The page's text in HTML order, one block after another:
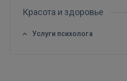
Красота и здоровье
Услуги психолога